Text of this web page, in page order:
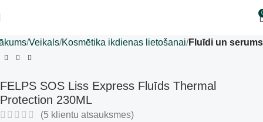
Veikals Kosmētika ikdienas lietošanai Fluīdi un serums
FELPS SOS Liss Express Fluīds Thermal
Protection 230ML
(5 klientu atsauksmes)